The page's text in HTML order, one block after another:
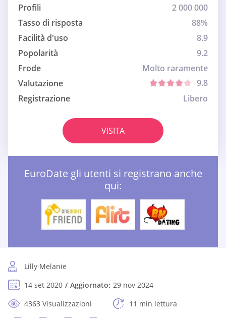
Profili
2 000 000
Tasso di risposta
88%
Facilità d'uso
8.9
Popolarità
9.2
Frode
Molto raramente
Valutazione
9.8
Registrazione
Libero
VISITA
EuroDate gli utenti si registrano anche
qui:
Lilly Melanie
14 set 2020
Aggiornato: 29 nov 2024
4363 Visualizzazioni
11 min lettura